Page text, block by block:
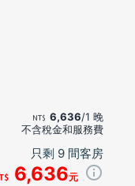
6,636/1 晚
不含稅金和服務費
只剩 9 間客房
6,636元